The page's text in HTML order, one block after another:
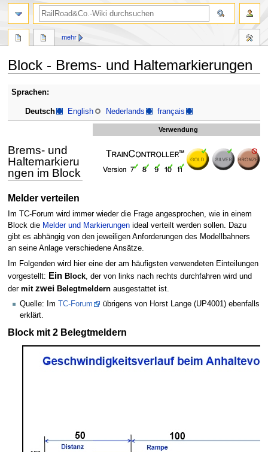
Block - Brems- und Haltemarkierungen
Zur
springen
Zur
springen
Sprachen:
Deutsch English Nederlands français
Verwendung
Brems- und
Haltemarkieru
ngen im Block
Melder verteilen
Im TC-Forum wird immer wieder die Frage angesprochen, wie in einem
Block die Melder und Markierungenideal verteilt werden sollen. Dazu
gibt es abhängig von den jeweiligen Anforderungen des Modellbahners
an seine Anlage verschiedene Ansätze.
Im Folgenden wird hier eine der am häufigsten verwendeten Einteilungen
vorgestellt: EinBlock, der von links nach rechts durchfahren wird und
der mit zweiBelegtmeldernausgestattet ist.
Quelle: Im
TC-Forum
übrigens von Horst Lange (UP4001) ebenfalls
erklärt.
Block mit 2 Belegtmeldern
mehr
Suche